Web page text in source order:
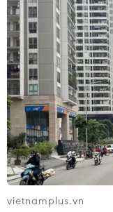
Bộ Tư pháp Mỹ
hồi quốc tịch quy
04/08/2026 06:14
Trưng bày tư liệu
Minh - Tổng tư
Nghĩa tình son sắt
04/08/2026 06:06
vietnamplus.vn